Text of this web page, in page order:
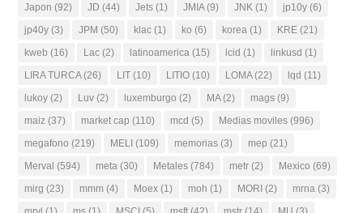
Japon (92) JD (44) Jets (1) JMIA(9) JNK (1) jp10y (6)
jp40y (3) JPM (50) klac (1) ko (6) korea (1) KRE (21)
kweb (16) Lac (2) latinoamerica (15) lcid (1) linkusd (1)
LIRA TURCA(26) LIT (10) LITIO (10) LOMA(22) lqd (11)
lukoy (2) Luv (2) luxemburgo (2) MA(2) mags (9)
maiz (37) market cap (110) mcd (5) Medias moviles (996)
megafono (219) MELI (109) memorias (3) mep (21)
Merval (594) meta (30) Metales (784) metr (2) Mexico (69)
mirg (23) mmm (4) Moex (1) moh (1) MORI (2) mrna (3)